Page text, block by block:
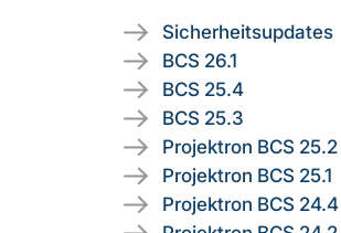
Sicherheitsupdates
BCS 26.1
BCS 25.4
BCS 25.3
Projektron BCS 25.2
Projektron BCS 25.1
Projektron BCS 24.4